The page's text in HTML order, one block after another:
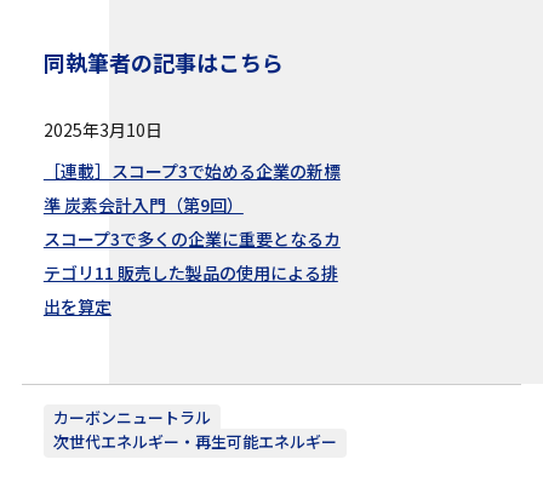
カーボンニュートラル
次世代エネルギー・再生可能エネルギー
同執筆者の記事はこちら
2025年3月10日
［連載］スコープ3で始める企業の新標
準 炭素会計入門（第9回）
スコープ3で多くの企業に重要となるカ
テゴリ11 販売した製品の使用による排
出を算定